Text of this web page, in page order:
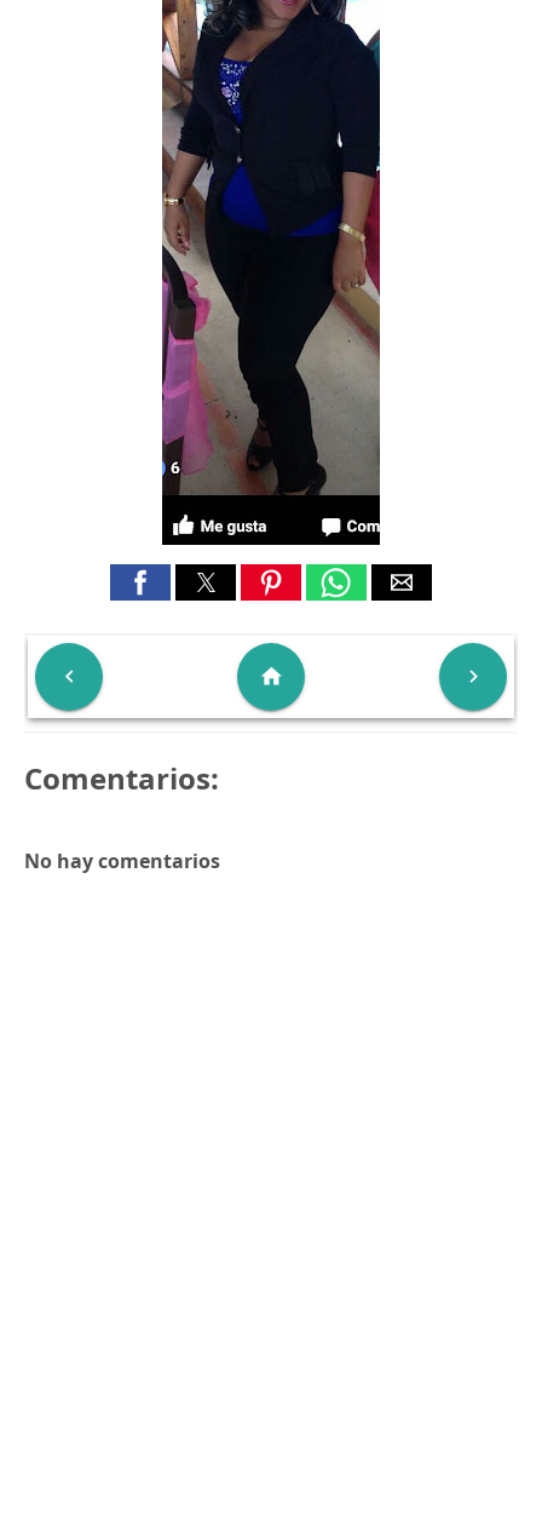
 
home
Comentarios:
No hay comentarios